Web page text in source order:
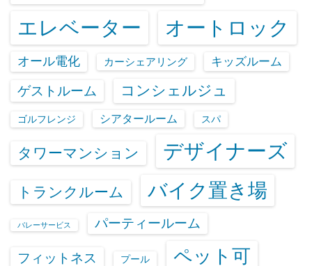
エレベーター オートロック
オール電化 カーシェアリング キッズルーム
ゲストルーム コンシェルジュ
ゴルフレンジ シアタールーム スパ
タワーマンション デザイナーズ
トランクルーム バイク置き場
バレーサービス パーティールーム
フィットネス プール ペット可